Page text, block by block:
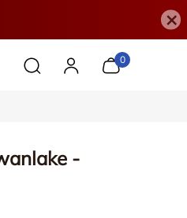
×
0
-